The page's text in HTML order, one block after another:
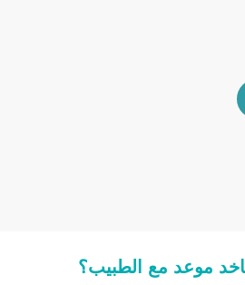
موعد مع الطبيب؟